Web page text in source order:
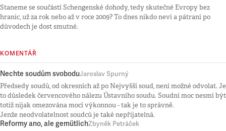
Staneme se součástí Schengenské dohody, tedy skutečné Evropy bez
hranic, už za rok nebo až v roce 2009? To dnes nikdo neví a pátraní po
důvodech je dost smutné.
KOMENTÁŘ
Nechte soudům svoboduJaroslav Spurný
Předsedy soudů, od okresních až po Nejvyšší soud, není možné odvolat. Je
to důsledek červencového nálezu Ústavního soudu. Soudní moc nesmí být
totiž nijak omezována mocí výkonnou - tak je to správně.
Jenže neodvolatelnost soudců je také nepřijatelná.
Reformy ano, ale gemütlichZbyněk Petráček